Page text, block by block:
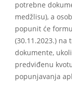
potrebne
medžlisu), a
popunit će
(30.11.2023.) na
dokumente,
predviđenu
popunjavanja